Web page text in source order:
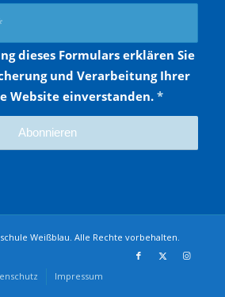
dieses Formulars erklären Sie
und Verarbeitung Ihrer
Website einverstanden. *
Weißblau. Alle Rechte vorbehalten.
Impressum